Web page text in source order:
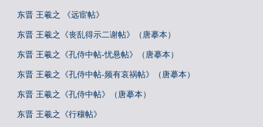
东晋 王羲之 《远宦帖》
东晋 王羲之《丧乱得示二谢帖》（唐摹本）
东晋 王羲之《孔侍中帖-忧悬帖》（唐摹本）
东晋 王羲之《孔侍中帖-频有哀祸帖》（唐摹本）
东晋 王羲之《孔侍中帖》（唐摹本）
东晋 王羲之《行穰帖》